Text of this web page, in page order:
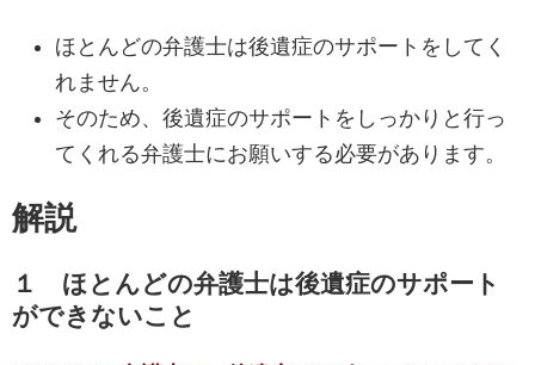
ほとんどの弁護士は後遺症のサポートをしてく
れません。
そのため、後遺症のサポートをしっかりと行っ
てくれる弁護士にお願いする必要があります。
解説
１ ほとんどの弁護士は後遺症のサポート
ができないこと